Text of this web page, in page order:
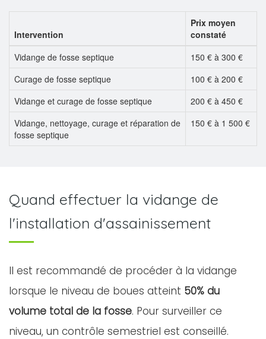
Intervention
Prix moyen
constaté
Vidange de fosse septique
150 € à 300 €
Curage de fosse septique
100 € à 200 €
Vidange et curage de fosse septique
200 € à 450 €
Vidange, nettoyage, curage et réparation de
fosse septique
150 € à 1 500 €
Quand effectuer la vidange de
l'installation d'assainissement
Il est recommandé de procéder à la vidange
lorsque le niveau de boues atteint 50% du
volume total de la fosse. Pour surveiller ce
niveau, un contrôle semestriel est conseillé.